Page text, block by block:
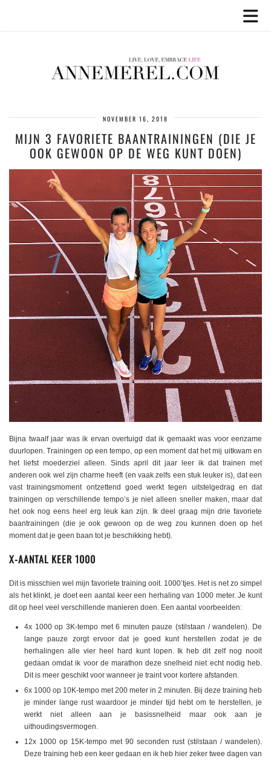
NOVEMBER 16, 2018
MIJN 3 FAVORIETE BAANTRAININGEN (DIE JE
OOK GEWOON OP DE WEG KUNT DOEN)
Bijna twaalf jaar was ik ervan overtuigd dat ik gemaakt was voor eenzame
duurlopen. Trainingen op een tempo, op een moment dat het mij uitkwam en
het liefst moederziel alleen. Sinds april dit jaar leer ik dat trainen met
anderen ook wel zijn charme heeft (en vaak zelfs een stuk leuker is), dat een
vast trainingsmoment ontzettend goed werkt tegen uitstelgedrag en dat
trainingen op verschillende tempo’s je niet alleen sneller maken, maar dat
het ook nog eens heel erg leuk kan zijn. Ik deel graag mijn drie favoriete
baantrainingen (die je ook gewoon op de weg zou kunnen doen op het
moment dat je geen baan tot je beschikking hebt).
X-AANTAL KEER 1000
Dit is misschien wel mijn favoriete training ooit. 1000’tjes. Het is net zo simpel
als het klinkt, je doet een aantal keer een herhaling van 1000 meter. Je kunt
dit op heel veel verschillende manieren doen. Een aantal voorbeelden:
4x 1000 op 3K-tempo met 6 minuten pauze (stilstaan / wandelen). De
lange pauze zorgt ervoor dat je goed kunt herstellen zodat je de
herhalingen alle vier heel hard kunt lopen. Ik heb dit zelf nog nooit
gedaan omdat ik voor de marathon deze snelheid niet echt nodig heb.
Dit is meer geschikt voor wanneer je traint voor kortere afstanden.
6x 1000 op 10K-tempo met 200 meter in 2 minuten. Bij deze training heb
je minder lange rust waardoor je minder tijd hebt om te herstellen, je
werkt niet alleen aan je basissnelheid maar ook aan je
uithoudingsvermogen.
12x 1000 op 15K-tempo met 90 seconden rust (stilstaan / wandelen).
Deze training heb een keer gedaan en ik heb hier zeker twee dagen van